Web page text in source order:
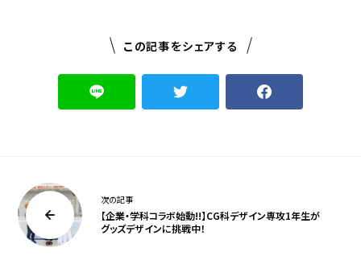
この記事をシェアする
次の記事
【企業・学科コラボ始動!!】CG科デザイン専攻1年生が
グッズデザインに挑戦中！